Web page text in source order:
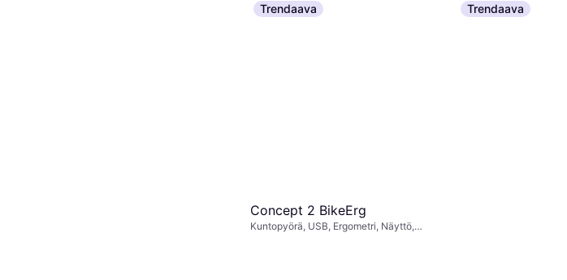
Trendaava
Concept 2 BikeErg
Kuntopyörä, USB, Ergometri, Näyttö,
Trendaava